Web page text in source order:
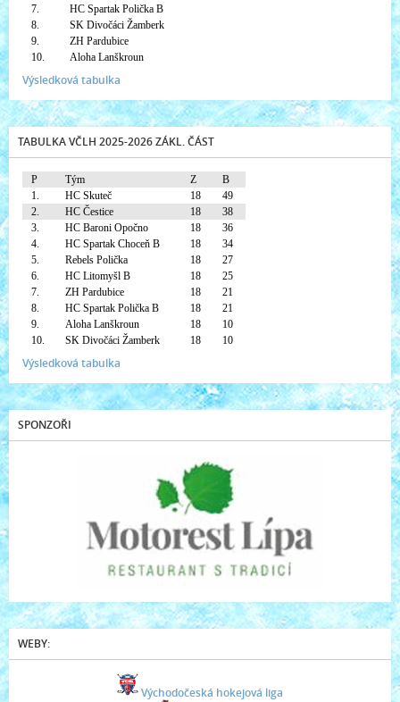
7.
HC Spartak Polička B
8.
SK Divočáci Žamberk
9.
ZH Pardubice
10.
Aloha Lanškroun
Výsledková tabulka
TABULKA VČLH 2025-2026 ZÁKL. ČÁST
P Tým Z
B
1.
HC Skuteč 18
49
2.
HC Čestice 18
38
3.
HC Baroni Opočno 18
36
4.
HC Spartak Choceň B 18
34
5.
Rebels Polička 18
27
6.
HC Litomyšl B 18
25
7.
ZH Pardubice 18
21
8.
HC Spartak Polička B 18
21
9.
Aloha Lanškroun 18
10
10.
SK Divočáci Žamberk 18 10
Výsledková tabulka
SPONZOŘI
WEBY:
Východočeská hokejová liga